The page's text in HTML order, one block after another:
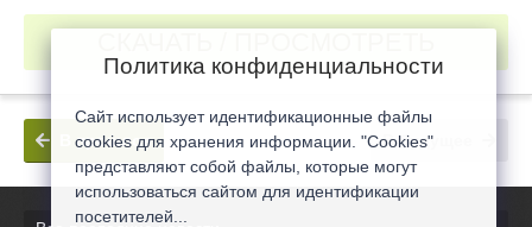
В будущее
В прошлое
Политика конфиденциальности
Сайт использует идентификационные файлы
cookies для хранения информации. "Cookies"
представляют собой файлы, которые могут
использоваться сайтом для идентификации
посетителей...